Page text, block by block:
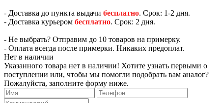
- Доставка до пункта выдачи бесплатно. Срок: 1-2 дня.
- Доставка курьером бесплатно. Срок: 2 дня.
- Не выбрать? Отправим до 10 товаров на примерку.
- Оплата всегда после примерки. Никаких предоплат.
Нет в наличии
Указанного товара нет в наличии! Хотите узнать первыми о
поступлении или, чтобы мы помогли подобрать вам аналог?
Пожалуйста, заполните форму ниже.